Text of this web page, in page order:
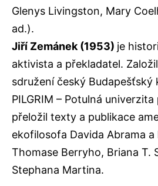
Glenys Livingston, Mary
ad.).
Jiří Zemánek(1953) je
aktivista a překladatel.
sdružení český Budapešťský
PILGRIM – Potulná
přeložil texty a publikace
ekofilosofa Davida Abrama a
Thomase Berryho, Briana T.
Stephana Martina.